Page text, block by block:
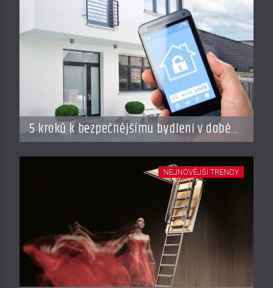
5 kroků k bezpečnějšímu bydlení v době
dovolené
NEJNOVĚJŠÍ TRENDY